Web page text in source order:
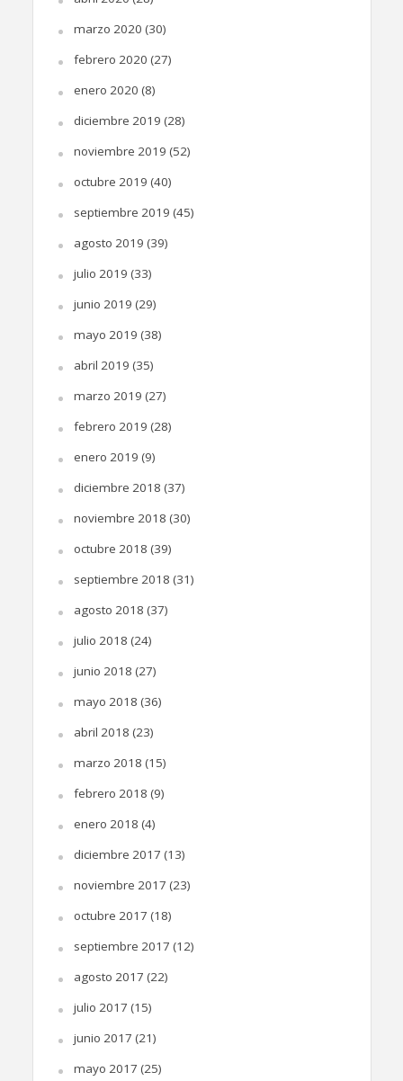
marzo 2020 (30)
febrero 2020 (27)
enero 2020 (8)
diciembre 2019 (28)
noviembre 2019 (52)
octubre 2019 (40)
septiembre 2019 (45)
agosto 2019 (39)
julio 2019 (33)
junio 2019 (29)
mayo 2019 (38)
abril 2019 (35)
marzo 2019 (27)
febrero 2019 (28)
enero 2019 (9)
diciembre 2018 (37)
noviembre 2018 (30)
octubre 2018 (39)
septiembre 2018 (31)
agosto 2018 (37)
julio 2018 (24)
junio 2018 (27)
mayo 2018 (36)
abril 2018 (23)
marzo 2018 (15)
febrero 2018 (9)
enero 2018 (4)
diciembre 2017 (13)
noviembre 2017 (23)
octubre 2017 (18)
septiembre 2017 (12)
agosto 2017 (22)
julio 2017 (15)
junio 2017 (21)
mayo 2017 (25)